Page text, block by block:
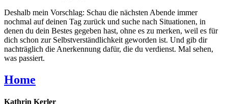
Deshalb mein Vorschlag: Schau die nächsten Abende immer
nochmal auf deinen Tag zurück und suche nach Situationen, in
denen du dein Bestes gegeben hast, ohne es zu merken, weil es für
dich schon zur Selbstverständlichkeit geworden ist. Und gib dir
nachträglich die Anerkennung dafür, die du verdienst. Mal sehen,
was passiert.
Home
Kathrin Kerler